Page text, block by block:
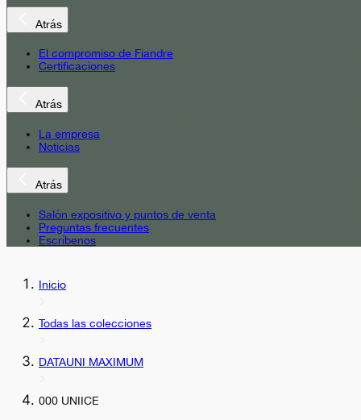
Atrás
El compromiso de Fiandre
Certificaciones
Atrás
La empresa
Noticias
Atrás
Salón expositivo y puntos de venta
Preguntas frecuentes
Escríbenos
Inicio
Todas las colecciones
DATAUNI MAXIMUM
000 UNIICE